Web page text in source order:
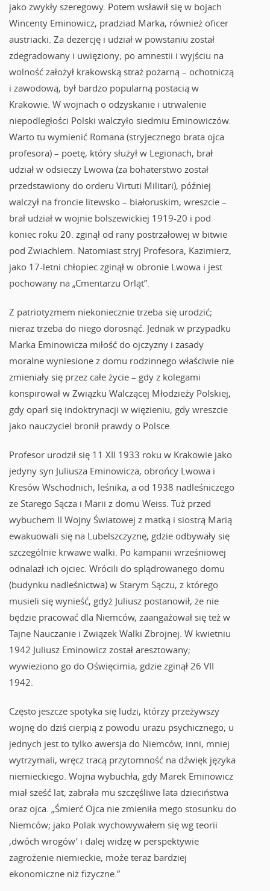
jako zwykły szeregowy. Potem wsławił się w bojach
Wincenty Eminowicz, pradziad Marka, również oficer
austriacki. Za dezercję i udział w powstaniu został
zdegradowany i uwięziony; po amnestii i wyjściu na
wolność założył krakowską straż pożarną – ochotniczą
i zawodową, był bardzo popularną postacią w
Krakowie. W wojnach o odzyskanie i utrwalenie
niepodległości Polski walczyło siedmiu Eminowiczów.
Warto tu wymienić Romana (stryjecznego brata ojca
profesora) – poetę, który służył w Legionach, brał
udział w odsieczy Lwowa (za bohaterstwo został
przedstawiony do orderu Virtuti Militari), później
walczył na froncie litewsko – białoruskim, wreszcie –
brał udział w wojnie bolszewickiej 1919-20 i pod
koniec roku 20. zginął od rany postrzałowej w bitwie
pod Zwiachlem. Natomiast stryj Profesora, Kazimierz,
jako 17-letni chłopiec zginął w obronie Lwowa i jest
pochowany na „Cmentarzu Orląt”.
Z patriotyzmem niekoniecznie trzeba się urodzić;
nieraz trzeba do niego dorosnąć. Jednak w przypadku
Marka Eminowicza miłość do ojczyzny i zasady
moralne wyniesione z domu rodzinnego właściwie nie
zmieniały się przez całe życie – gdy z kolegami
konspirował w Związku Walczącej Młodzieży Polskiej,
gdy oparł się indoktrynacji w więzieniu, gdy wreszcie
jako nauczyciel bronił prawdy o Polsce.
Profesor urodził się 11 XII 1933 roku w Krakowie jako
jedyny syn Juliusza Eminowicza, obrońcy Lwowa i
Kresów Wschodnich, leśnika, a od 1938 nadleśniczego
ze Starego Sącza i Marii z domu Weiss. Tuż przed
wybuchem II Wojny Światowej z matką i siostrą Marią
ewakuowali się na Lubelszczyznę, gdzie odbywały się
szczególnie krwawe walki. Po kampanii wrześniowej
odnalazł ich ojciec. Wrócili do splądrowanego domu
(budynku nadleśnictwa) w Starym Sączu, z którego
musieli się wynieść, gdyż Juliusz postanowił, że nie
będzie pracować dla Niemców, zaangażował się też w
Tajne Nauczanie i Związek Walki Zbrojnej. W kwietniu
1942 Juliusz Eminowicz został aresztowany;
wywieziono go do Oświęcimia, gdzie zginął 26 VII
1942.
Często jeszcze spotyka się ludzi, którzy przeżywszy
wojnę do dziś cierpią z powodu urazu psychicznego; u
jednych jest to tylko awersja do Niemców, inni, mniej
wytrzymali, wręcz tracą przytomność na dźwięk języka
niemieckiego. Wojna wybuchła, gdy Marek Eminowicz
miał sześć lat; zabrała mu szczęśliwe lata dzieciństwa
oraz ojca. „Śmierć Ojca nie zmieniła mego stosunku do
Niemców; jako Polak wychowywałem się wg teorii
‚dwóch wrogów’ i dalej widzę w perspektywie
zagrożenie niemieckie, może teraz bardziej
ekonomiczne niż fizyczne.”